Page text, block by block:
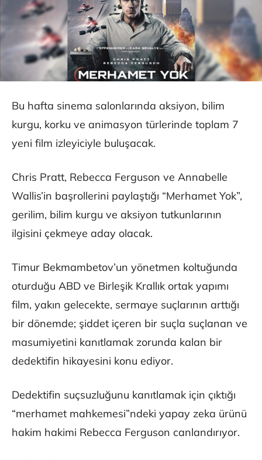
Bu hafta sinema salonlarında aksiyon, bilim
kurgu, korku ve animasyon türlerinde toplam 7
yeni film izleyiciyle buluşacak.
Chris Pratt, Rebecca Ferguson ve Annabelle
Wallis’in başrollerini paylaştığı “Merhamet Yok”,
gerilim, bilim kurgu ve aksiyon tutkunlarının
ilgisini çekmeye aday olacak.
Timur Bekmambetov’un yönetmen koltuğunda
oturduğu ABD ve Birleşik Krallık ortak yapımı
film, yakın gelecekte, sermaye suçlarının arttığı
bir dönemde; şiddet içeren bir suçla suçlanan ve
masumiyetini kanıtlamak zorunda kalan bir
dedektifin hikayesini konu ediyor.
Dedektifin suçsuzluğunu kanıtlamak için çıktığı
“merhamet mahkemesi”ndeki yapay zeka ürünü
hakim hakimi Rebecca Ferguson canlandırıyor.